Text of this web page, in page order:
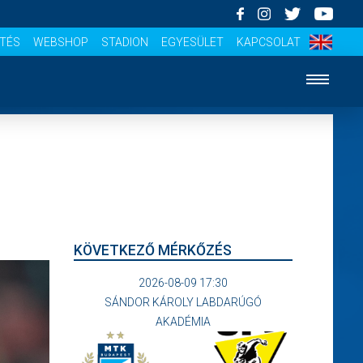
WEBSHOP STADION EGYESÜLET KAPCSOLAT
KÖVETKEZŐ MÉRKŐZÉS
2026-08-09 17:30
SÁNDOR KÁROLY LABDARÚGÓ
AKADÉMIA